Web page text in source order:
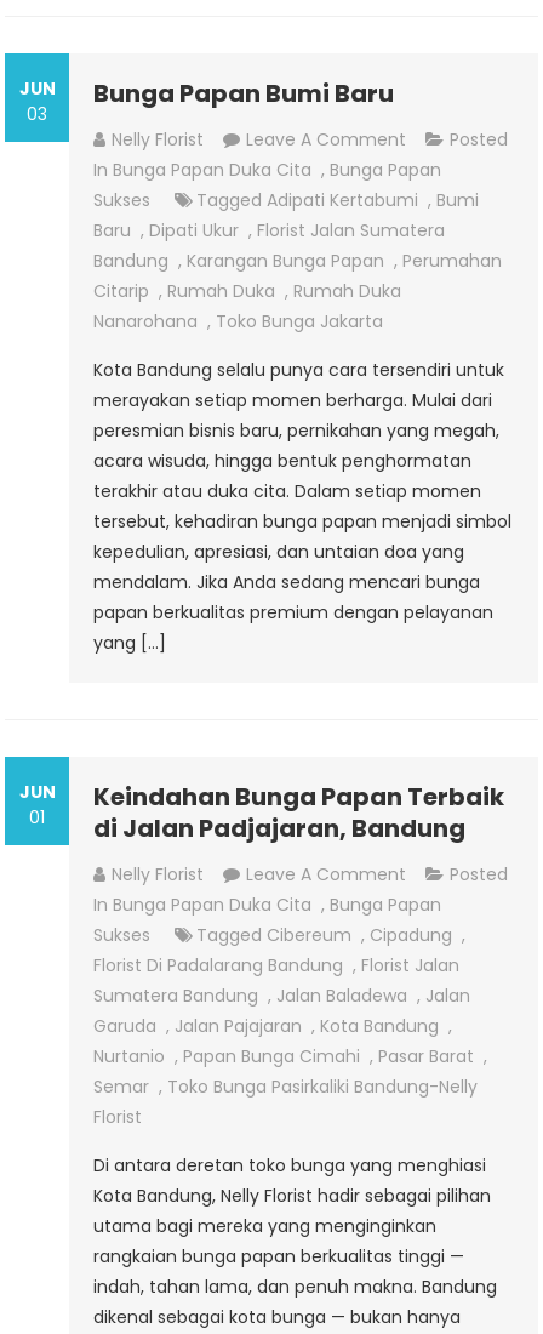
JUN
03
Bunga Papan Bumi Baru
Nelly Florist Leave A Comment On
Bunga
Papan
Bumi
Baru
Posted
In Bunga Papan Duka Cita , Bunga Papan
Sukses
TaggedAdipati Kertabumi , Bumi
Baru , Dipati Ukur , Florist Jalan Sumatera
Bandung , Karangan Bunga Papan , Perumahan
Citarip , Rumah Duka , Rumah Duka
Nanarohana , Toko Bunga Jakarta
Kota Bandung selalu punya cara tersendiri untuk
merayakan setiap momen berharga. Mulai dari
peresmian bisnis baru, pernikahan yang megah,
acara wisuda, hingga bentuk penghormatan
terakhir atau duka cita. Dalam setiap momen
tersebut, kehadiran bunga papan menjadi simbol
kepedulian, apresiasi, dan untaian doa yang
mendalam. Jika Anda sedang mencari bunga
papan berkualitas premium dengan pelayanan
yang […]
JUN
01
Keindahan Bunga Papan Terbaik
di Jalan Padjajaran, Bandung
Nelly Florist Leave A Comment On
Keindahan
Papan Terbaik
Di
Jalan
Padjajaran,
Bandung
Posted
In Bunga Papan Duka Cita , Bunga Papan
Sukses
Tagged Cibereum , Cipadung ,
Florist Di Padalarang Bandung , Florist Jalan
Sumatera Bandung , Jalan Baladewa , Jalan
Garuda , Jalan Pajajaran , Kota Bandung ,
Nurtanio , Papan Bunga Cimahi , Pasar Barat ,
Semar , Toko Bunga Pasirkaliki Bandung-Nelly
Florist
Di antara deretan toko bunga yang menghiasi
Kota Bandung, Nelly Florist hadir sebagai pilihan
utama bagi mereka yang menginginkan
rangkaian bunga papan berkualitas tinggi —
indah, tahan lama, dan penuh makna. Bandung
dikenal sebagai kota bunga — bukan hanya